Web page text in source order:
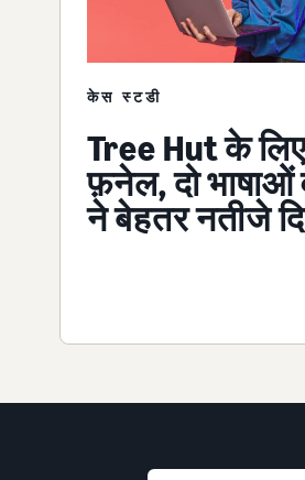
केस स्टडी
Tree Hut के
फ़नेल, दो भाषाओं
ने बेहतर नतीजे